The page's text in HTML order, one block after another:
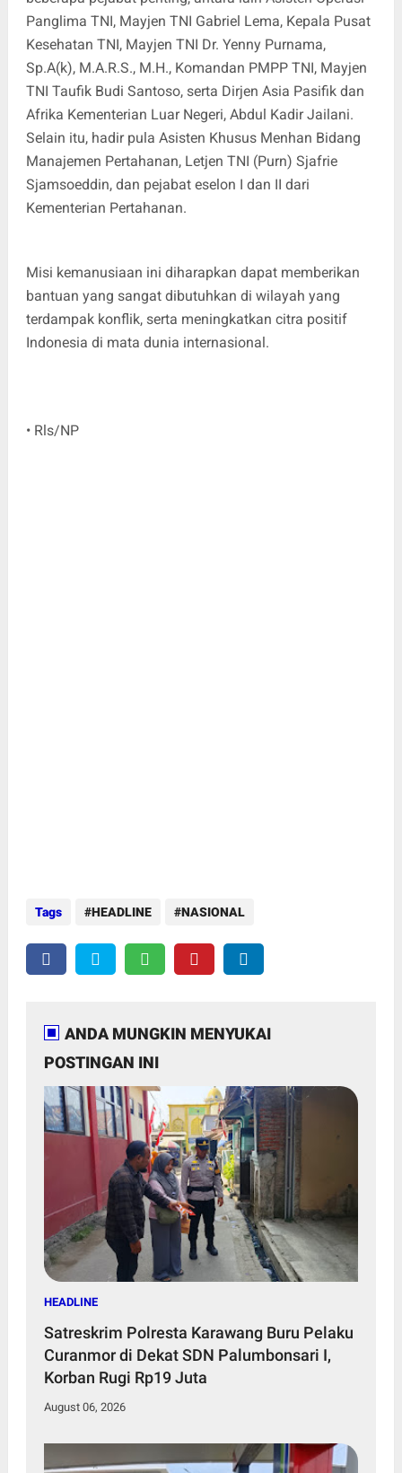
Panglima TNI, Mayjen TNI Gabriel Lema, Kepala Pusat
Kesehatan TNI, Mayjen TNI Dr. Yenny Purnama,
Sp.A(k), M.A.R.S., M.H., Komandan PMPP TNI, Mayjen
TNI Taufik Budi Santoso, serta Dirjen Asia Pasifik dan
Afrika Kementerian Luar Negeri, Abdul Kadir Jailani.
Selain itu, hadir pula Asisten Khusus Menhan Bidang
Manajemen Pertahanan, Letjen TNI (Purn) Sjafrie
Sjamsoeddin, dan pejabat eselon I dan II dari
Kementerian Pertahanan.
Misi kemanusiaan ini diharapkan dapat memberikan
bantuan yang sangat dibutuhkan di wilayah yang
terdampak konflik, serta meningkatkan citra positif
Indonesia di mata dunia internasional.
• Rls/NP
Tags HEADLINE NASIONAL
ANDA MUNGKIN MENYUKAI
POSTINGAN INI
HEADLINE
Satreskrim Polresta Karawang Buru Pelaku
Curanmor di Dekat SDN Palumbonsari I,
Korban Rugi Rp19 Juta
August 06, 2026